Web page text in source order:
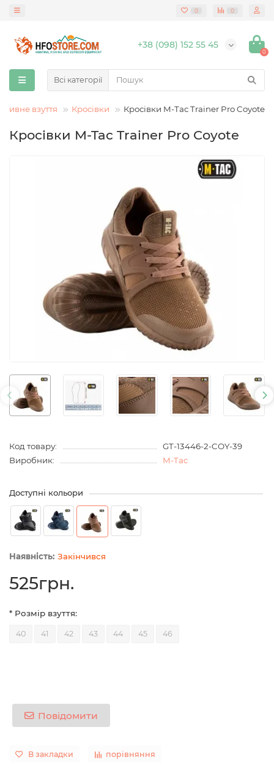
0 0
+38 (098) 152 55 45
0
Всі категорії
взуття Кросівки Кросівки M-Tac Trainer Pro Coyote
Кросівки M-Tac Trainer Pro Coyote
Код товару:
GT-13446-2-COY-39
Виробник:
M-Tac
Доступні кольори
Закінчився
525грн.
* Розмір взуття:
40 41 42 43 44 45 46
Повідомити
В закладки порівняння